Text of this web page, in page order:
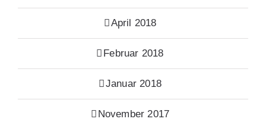
April 2018
Februar 2018
Januar 2018
November 2017